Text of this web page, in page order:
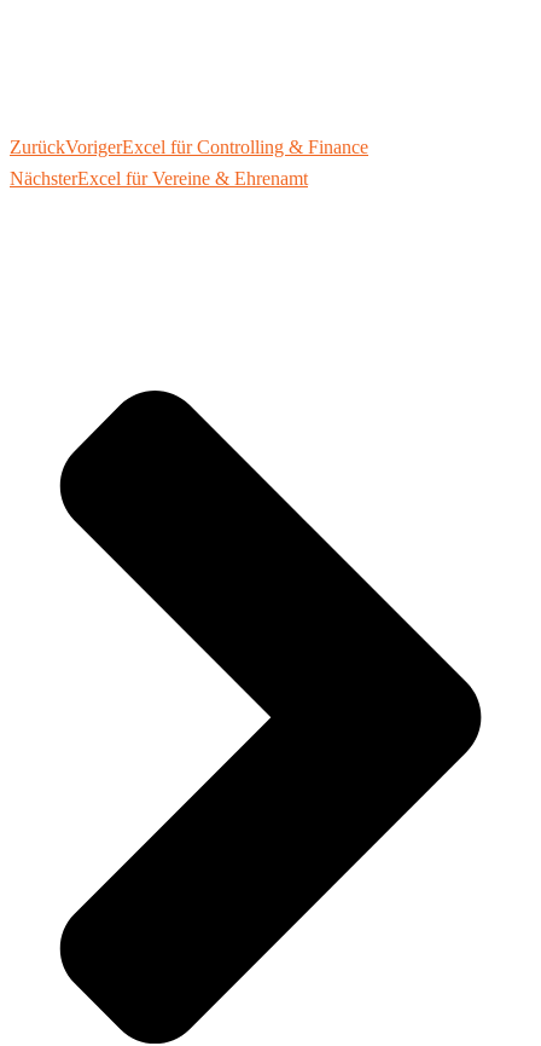
ZurückVorigerExcel für Controlling & Finance
NächsterExcel für Vereine & Ehrenamt